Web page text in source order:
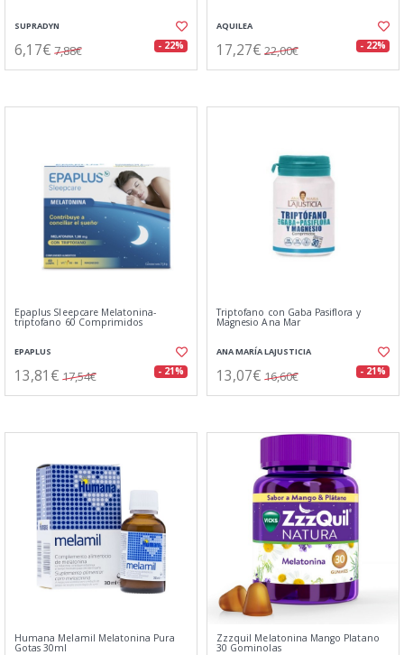
SUPRADYN
6,17€ 7,88€ - 22%
AQUILEA
17,27€ 22,00€ - 22%
Epaplus Sleepcare Melatonina-
triptofano 60 Comprimidos
EPAPLUS
13,81€ 17,54€ - 21%
Triptofano con Gaba Pasiflora y
Magnesio Ana Mar
ANA MARÍA LAJUSTICIA
13,07€ 16,60€ - 21%
Humana Melamil Melatonina Pura
Gotas 30ml
Zzzquil Melatonina Mango Platano
30 Gominolas